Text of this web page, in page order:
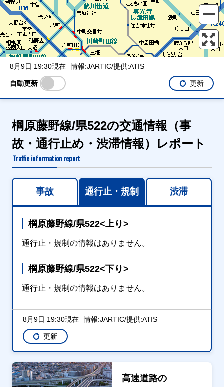
8月9日 19:30現在 情報:JARTIC/提供:ATIS
自動更新 更新
棡原藤野線/県522の交通情報（事
故・通行止め・渋滞情報）レポート
Traffic information report
事故 通行止・規制 渋滞
棡原藤野線/県522<上り>
通行止・規制の情報はありません。
棡原藤野線/県522<下り>
通行止・規制の情報はありません。
8月9日 19:30現在 情報:JARTIC/提供:ATIS
更新
高速道路の